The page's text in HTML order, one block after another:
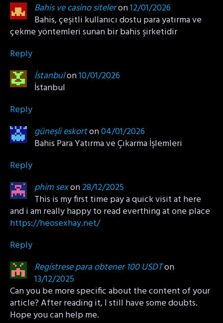
Bahis ve casino siteleron12/01/2026
Bahis, çeşitli kullanıcı dostu para yatırma ve
çekme yöntemleri sunan bir bahis şirketidir
Reply
İstanbulon10/01/2026
İstanbul
Reply
güneşli eskorton04/01/2026
Bahis Para Yatırma ve Çıkarma İşlemleri
Reply
phim sexon28/12/2025
This is my first time pay a quick visit at here
and i am really happy to read everthing at one place
https://heosexhay.net/
Reply
Regístrese para obtener 100 USDTon
13/12/2025
Can you be more specific about the content of your
article? After reading it, I still have some doubts.
Hope you can help me.